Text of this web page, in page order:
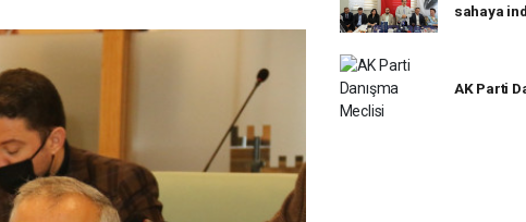
sahaya
AK Parti